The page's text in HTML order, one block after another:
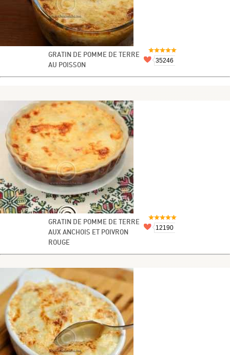
GRATIN DE POMME DE TERRE
AU POISSON
35246
GRATIN DE POMME DE TERRE
AUX ANCHOIS ET POIVRON
ROUGE
12190